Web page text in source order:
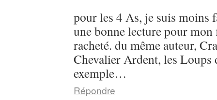
pour les 4 As, je suis moins
une bonne lecture pour
racheté. du même auteur,
Chevalier Ardent, les Loups
exemple…
Répondre